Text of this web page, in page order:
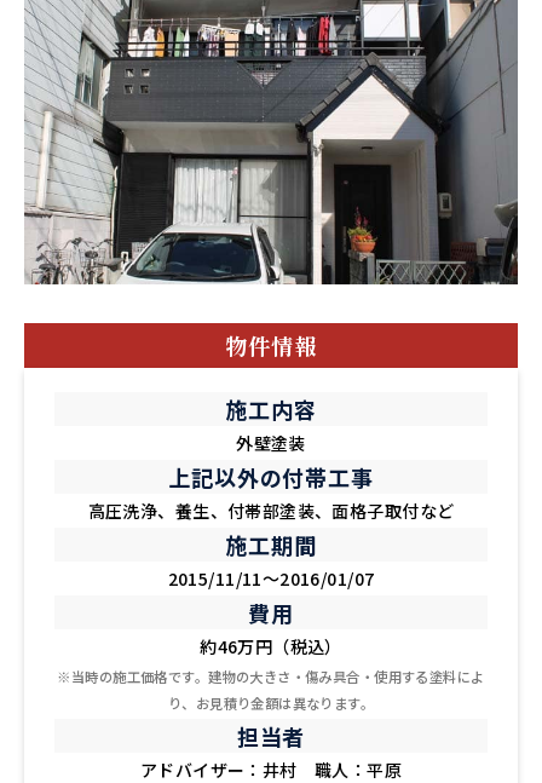
物件情報
施工内容
外壁塗装
上記以外の付帯工事
高圧洗浄、養生、付帯部塗装、面格子取付など
施工期間
2015/11/11～2016/01/07
費用
約46万円（税込）
※当時の施工価格です。建物の大きさ・傷み具合・使用する塗料によ
り、お見積り金額は異なります。
担当者
アドバイザー：井村 職人：平原